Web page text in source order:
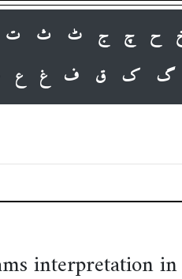
ت ث ٹ ج چ ح
ع غ ف ق ک گ